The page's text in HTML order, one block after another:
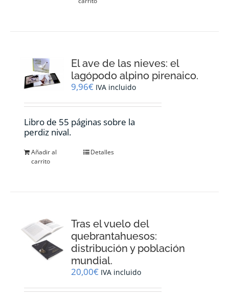
El ave de las nieves: el
lagópodo alpino pirenaico.
9,96€ IVA incluido
Libro de 55 páginas sobre la
perdiz nival.
Añadir al
carrito
Detalles
Tras el vuelo del
quebrantahuesos:
distribución y población
mundial.
20,00€ IVA incluido